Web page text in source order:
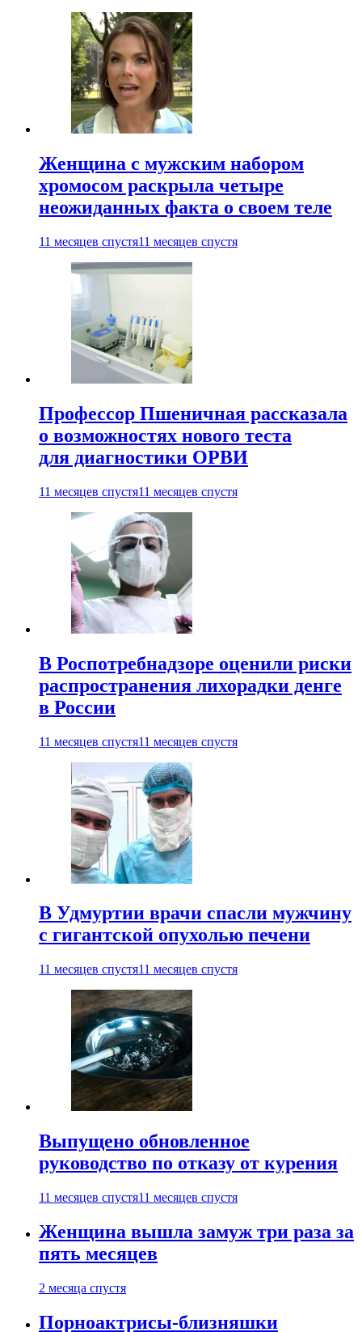
Женщина с мужским набором
хромосом раскрыла четыре
неожиданных факта о своем теле
11 месяцев спустя11 месяцев спустя
Профессор Пшеничная рассказала
о возможностях нового теста
для диагностики ОРВИ
11 месяцев спустя11 месяцев спустя
В Роспотребнадзоре оценили риски
распространения лихорадки денге
в России
11 месяцев спустя11 месяцев спустя
В Удмуртии врачи спасли мужчину
с гигантской опухолью печени
11 месяцев спустя11 месяцев спустя
Выпущено обновленное
руководство по отказу от курения
11 месяцев спустя11 месяцев спустя
Женщина вышла замуж три раза за
пять месяцев
2 месяца спустя
Порноактрисы-близняшки